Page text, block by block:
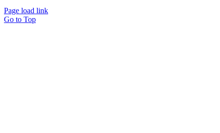
Page load link
Go to Top